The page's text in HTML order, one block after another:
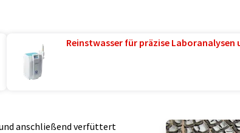
Reinstwasser für präzise Laboranalysen
anschließend verfüttert